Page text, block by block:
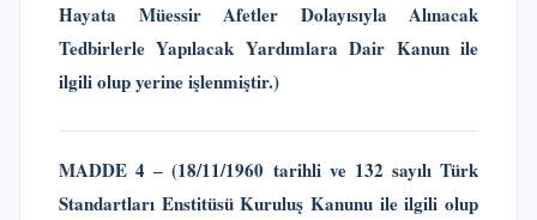
Hayata Müessir Afetler Dolayısıyla Alınacak
Tedbirlerle Yapılacak Yardımlara Dair Kanun ile
ilgili olup yerine işlenmiştir.)
MADDE 4 ‒ (18/11/1960 tarihli ve 132 sayılı Türk
Standartları Enstitüsü Kuruluş Kanunu ile ilgili olup